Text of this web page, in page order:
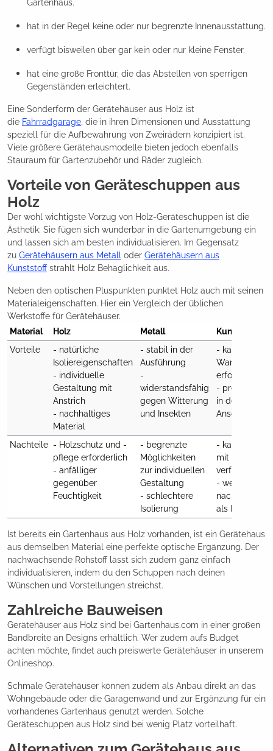
Gartenhaus.
hat in der Regel keine oder nur begrenzte Innenausstattung.
verfügt bisweilen über gar kein oder nur kleine Fenster.
hat eine große Fronttür, die das Abstellen von sperrigen
Gegenständen erleichtert.
Eine Sonderform der Gerätehäuser aus Holz ist
die Fahrradgarage , die in ihren Dimensionen und Ausstattung
speziell für die Aufbewahrung von Zweirädern konzipiert ist.
Viele größere Gerätehausmodelle bieten jedoch ebenfalls
Stauraum für Gartenzubehör und Räder zugleich.
Vorteile von Geräteschuppen aus
Holz
Der wohl wichtigste Vorzug von Holz-Geräteschuppen ist die
Ästhetik: Sie fügen sich wunderbar in die Gartenumgebung ein
und lassen sich am besten individualisieren. Im Gegensatz
zu Gerätehäusern aus Metall oder Gerätehäusern aus
Kunststoffstrahlt Holz Behaglichkeit aus.
Neben den optischen Pluspunkten punktet Holz auch mit seinen
Materialeigenschaften. Hier ein Vergleich der üblichen
Werkstoffe für Gerätehäuser.
Material
Holz Metall
Kunststoff
Vorteile
- natürliche
Isoliereigenschaften
- individuelle
Gestaltung mit
Anstrich
- nachhaltiges
Material
- stabil in der
Ausführung
-
widerstandsfähig
gegen Witterung
und Insekten
- kaum
Wartung
erforderlich
- preiswert
in der
Anschaffung
Nachteile - Holzschutz und -
pflege erforderlich
- anfälliger
gegenüber
Feuchtigkeit
- begrenzte
Möglichkeiten
zur individuellen
Gestaltung
- schlechtere
Isolierung
- kann sich
mit der Zeit
verfärben
- weniger
nachhaltig
als Holz
Ist bereits ein Gartenhaus aus Holz vorhanden, ist ein Gerätehaus
aus demselben Material eine perfekte optische Ergänzung. Der
nachwachsende Rohstoff lässt sich zudem ganz einfach
individualisieren, indem du den Schuppen nach deinen
Wünschen und Vorstellungen streichst.
Zahlreiche Bauweisen
Gerätehäuser aus Holz sind bei Gartenhaus.com in einer großen
Bandbreite an Designs erhältlich. Wer zudem aufs Budget
achten möchte, findet auch preiswerte Gerätehäuser in unserem
Onlineshop.
Schmale Gerätehäuser können zudem als Anbau direkt an das
Wohngebäude oder die Garagenwand und zur Ergänzung für ein
vorhandenes Gartenhaus genutzt werden. Solche
Geräteschuppen aus Holz sind bei wenig Platz vorteilhaft.